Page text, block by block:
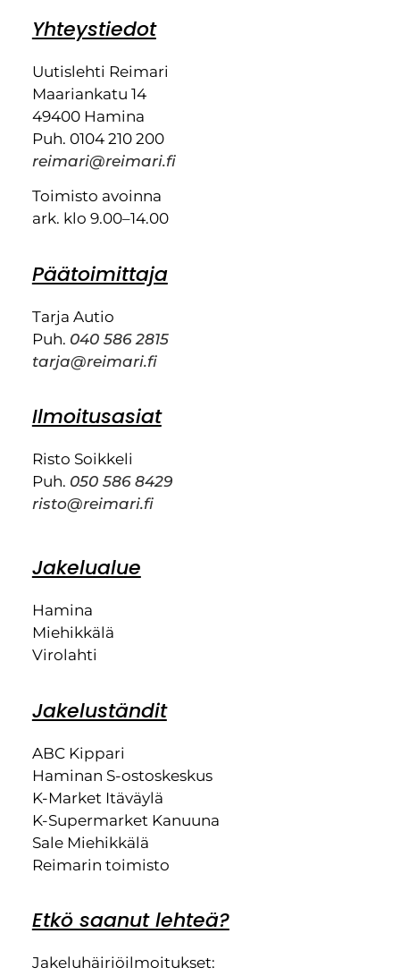
Yhteystiedot
Uutislehti Reimari
Maariankatu 14
49400 Hamina
Puh. 0104 210 200
reimari@reimari.fi
Toimisto avoinna
ark. klo 9.00–14.00
Päätoimittaja
Tarja Autio
Puh. 040 586 2815
tarja@reimari.fi
Ilmoitusasiat
Risto Soikkeli
Puh. 050 586 8429
risto@reimari.fi
Jakelualue
Hamina
Miehikkälä
Virolahti
Jakeluständit
ABC Kippari
Haminan S-ostoskeskus
K-Market Itäväylä
K-Supermarket Kanuuna
Sale Miehikkälä
Reimarin toimisto
Etkö saanut lehteä?
Jakeluhäiriöilmoitukset: